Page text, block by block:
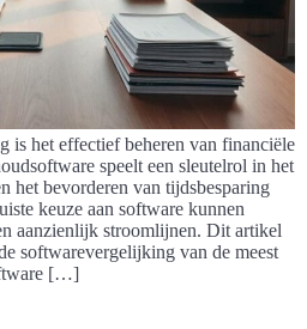
is het effectief beheren van financiële
speelt een sleutelrol in het
het bevorderen van tijdsbesparing
keuze aan software kunnen
aanzienlijk stroomlijnen. Dit artikel
softwarevergelijking van de meest
[…]